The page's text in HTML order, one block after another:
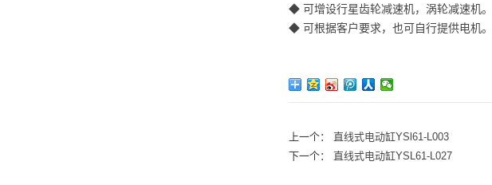
◆ 可增设行星齿轮减速机，涡轮减速机。
◆ 可根据客户要求，也可自行提供电机。
上一个： 直线式电动缸YSl61-L003
下一个： 直线式电动缸YSL61-L027